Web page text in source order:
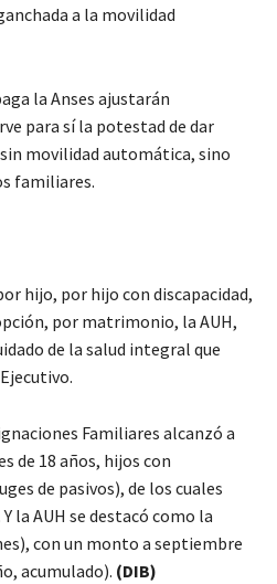
a la movilidad
la Anses ajustarán
para sí la potestad de dar
movilidad automática, sino
familiares.
hijo, por hijo con discapacidad,
por matrimonio, la AUH,
de la salud integral que
Familiares alcanzó a
de 18 años, hijos con
de pasivos), de los cuales
la AUH se destacó como la
con un monto a septiembre
acumulado). (DIB)